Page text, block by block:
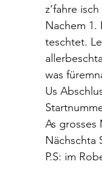
z‘fahre
Nachem 1.
teschtet.
was
Us
As
Nächschta
P.S: im